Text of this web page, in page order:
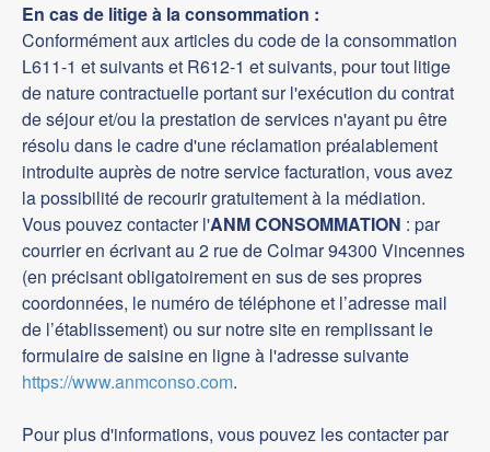
En cas de litige à la consommation :
Conformément aux articles du code de la consommation
L611-1 et suivants et R612-1 et suivants, pour tout litige
de nature contractuelle portant sur l'exécution du contrat
de séjour et/ou la prestation de services n'ayant pu être
résolu dans le cadre d'une réclamation préalablement
introduite auprès de notre service facturation, vous avez
la possibilité de recourir gratuitement à la médiation.
Vous pouvez contacter l'ANM CONSOMMATION : par
courrier en écrivant au 2 rue de Colmar 94300 Vincennes
(en précisant obligatoirement en sus de ses propres
coordonnées, le numéro de téléphone et l’adresse mail
de l’établissement) ou sur notre site en remplissant le
formulaire de saisine en ligne à l'adresse suivante
https://www.anmconso.com.
Pour plus d'informations, vous pouvez les contacter par